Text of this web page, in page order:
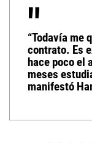
“Todavía me
contrato. Es
hace poco el
meses
manifestó